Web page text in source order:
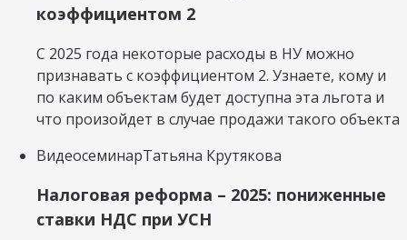
коэффициентом 2
С 2025 года некоторые расходы в НУ можно
признавать с коэффициентом 2. Узнаете, кому и
по каким объектам будет доступна эта льгота и
что произойдет в случае продажи такого объекта
ВидеосеминарТатьяна Крутякова
Налоговая реформа – 2025: пониженные
ставки НДС при УСН